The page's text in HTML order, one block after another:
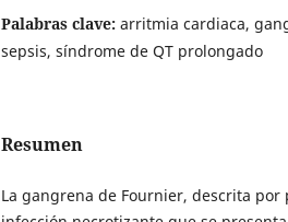
Palabras clave: arritmia cardiaca,
sepsis, síndrome de QT prolongado
Resumen
La gangrena de Fournier, descrita por